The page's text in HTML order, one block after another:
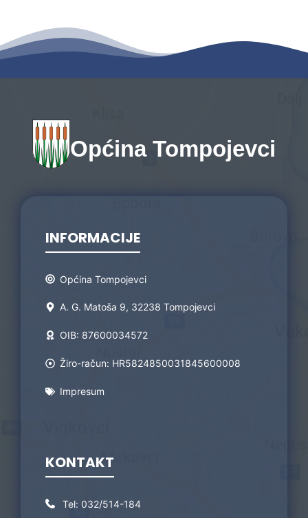
Općina Tompojevci
INFORMACIJE
Općina Tompojevci
A. G. Matoša 9, 32238 Tompojevci
OIB: 87600034572
Žiro-račun: HR5824850031845600008
Impresum
KONTAKT
Tel: 032/514-184